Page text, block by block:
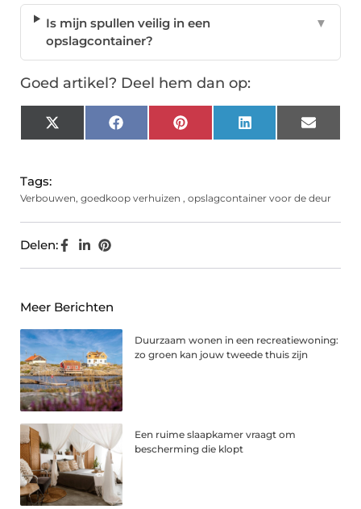
Is mijn spullen veilig in een
opslagcontainer?
▼
Goed artikel? Deel hem dan op:
X
(Twitter)
FacebookPinterest LinkedIn Email
Tags:
Verbouwen, goedkoop verhuizen , opslagcontainer voor de deur
Delen:
Meer Berichten
Duurzaam wonen in een recreatiewoning:
zo groen kan jouw tweede thuis zijn
Een ruime slaapkamer vraagt om
bescherming die klopt